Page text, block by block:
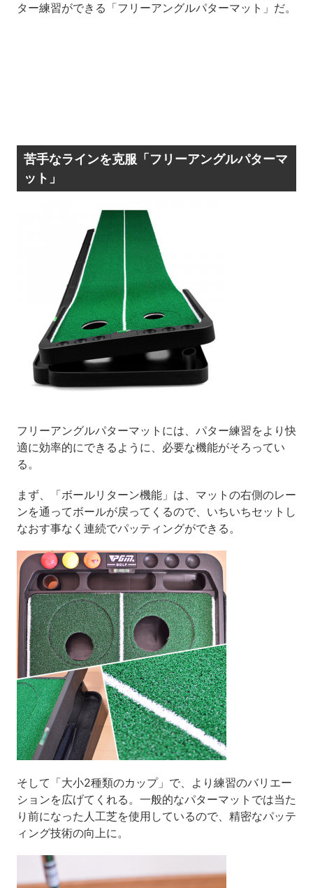
ター練習ができる「フリーアングルパターマット」だ。
苦手なラインを克服「フリーアングルパターマ
ット」
フリーアングルパターマットには、パター練習をより快
適に効率的にできるように、必要な機能がそろってい
る。
まず、「ボールリターン機能」は、マットの右側のレー
ンを通ってボールが戻ってくるので、いちいちセットし
なおす事なく連続でパッティングができる。
そして「大小2種類のカップ」で、より練習のバリエー
ションを広げてくれる。一般的なパターマットでは当た
り前になった人工芝を使用しているので、精密なパッテ
ィング技術の向上に。